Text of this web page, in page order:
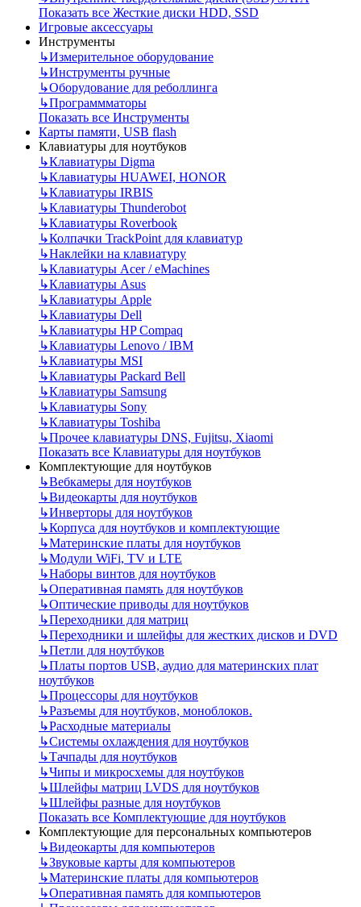
Показать все Жесткие диски HDD, SSD
Игровые аксессуары
Инструменты
↳Измерительное оборудование
↳Инструменты ручные
↳Оборудование для реболлинга
↳Программматоры
Показать все Инструменты
Карты памяти, USB flash
Клавиатуры для ноутбуков
↳Клавиатуры Digma
↳Клавиатуры HUAWEI, HONOR
↳Клавиатуры IRBIS
↳Клавиатуры Thunderobot
↳Клавиатуры Roverbook
↳Колпачки TrackPoint для клавиатур
↳Наклейки на клавиатуру
↳Клавиатуры Acer / eMachines
↳Клавиатуры Asus
↳Клавиатуры Apple
↳Клавиатуры Dell
↳Клавиатуры HP Compaq
↳Клавиатуры Lenovo / IBM
↳Клавиатуры MSI
↳Клавиатуры Packard Bell
↳Клавиатуры Samsung
↳Клавиатуры Sony
↳Клавиатуры Toshiba
↳Прочее клавиатуры DNS, Fujitsu, Xiaomi
Показать все Клавиатуры для ноутбуков
Комплектующие для ноутбуков
↳Вебкамеры для ноутбуков
↳Видеокарты для ноутбуков
↳Инверторы для ноутбуков
↳Корпуса для ноутбуков и комплектующие
↳Материнские платы для ноутбуков
↳Модули WiFi, TV и LTE
↳Наборы винтов для ноутбуков
↳Оперативная память для ноутбуков
↳Оптические приводы для ноутбуков
↳Переходники для матриц
↳Переходники и шлейфы для жестких дисков и DVD
↳Петли для ноутбуков
↳Платы портов USB, аудио для материнских плат
ноутбуков
↳Процессоры для ноутбуков
↳Разъемы для ноутбуков, моноблоков.
↳Расходные материалы
↳Системы охлаждения для ноутбуков
↳Тачпады для ноутбуков
↳Чипы и микросхемы для ноутбуков
↳Шлейфы матриц LVDS для ноутбуков
↳Шлейфы разные для ноутбуков
Показать все Комплектующие для ноутбуков
Комплектующие для персональных компьютеров
↳Видеокарты для компьютеров
↳Звуковые карты для компьютеров
↳Материнские платы для компьютеров
↳Оперативная память для компьютеров